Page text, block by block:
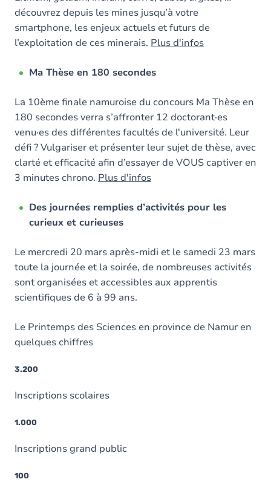
découvrez depuis les mines jusqu’à votre
smartphone, les enjeux actuels et futurs de
l’exploitation de ces minerais. Plus d'infos
Ma Thèse en 180 secondes
La 10ème finale namuroise du concours Ma Thèse en
180 secondes verra s’affronter 12 doctorant·es
venu·es des différentes facultés de l'université. Leur
défi ? Vulgariser et présenter leur sujet de thèse, avec
clarté et efficacité afin d’essayer de VOUS captiver en
3 minutes chrono. Plus d'infos
Des journées remplies d’activités pour les
curieux et curieuses
Le mercredi 20 mars après-midi et le samedi 23 mars
toute la journée et la soirée, de nombreuses activités
sont organisées et accessibles aux apprentis
scientifiques de 6 à 99 ans.
Le Printemps des Sciences en province de Namur en
quelques chiffres
3.200
Inscriptions scolaires
1.000
Inscriptions grand public
100